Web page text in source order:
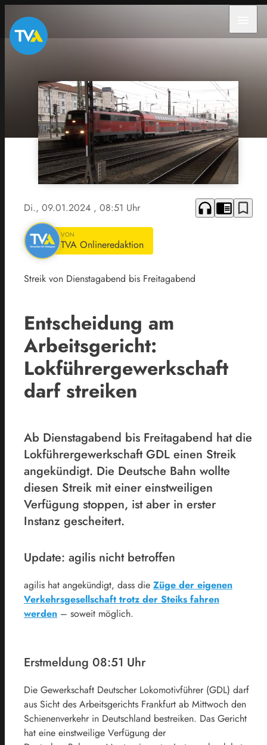
Di., 09.01.2024 , 08:51 Uhr headphones chrome_reader_mode bookmark_border
VON
TVA Onlineredaktion
Streik von Dienstagabend bis Freitagabend
Entscheidung am
Arbeitsgericht:
Lokführergewerkschaft
darf streiken
Ab Dienstagabend bis Freitagabend hat die
Lokführergewerkschaft GDL einen Streik
angekündigt. Die Deutsche Bahn wollte
diesen Streik mit einer einstweiligen
Verfügung stoppen, ist aber in erster
Instanz gescheitert.
Update: agilis nicht betroffen
agilis hat angekündigt, dass die Züge der eigenen
Verkehrsgesellschaft trotz der Steiks fahren
werden – soweit möglich.
Erstmeldung 08:51 Uhr
Die Gewerkschaft Deutscher Lokomotivführer (GDL) darf
aus Sicht des Arbeitsgerichts Frankfurt ab Mittwoch den
Schienenverkehr in Deutschland bestreiken. Das Gericht
hat eine einstweilige Verfügung der